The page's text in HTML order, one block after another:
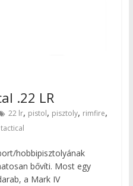
.22 LR
22 lr, pistol, pisztoly, rimfire,
tactical
hobbipisztolyának
bővíti. Most egy
a Mark IV